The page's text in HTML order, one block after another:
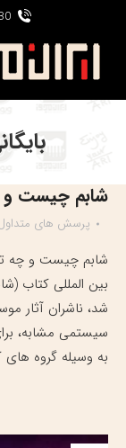
شابم چیست و
پرسش های
شابم چیست و چه
بین المللی کتاب
شد، ناشران آثار
سیستمی مشابه،
به وسیله گروه